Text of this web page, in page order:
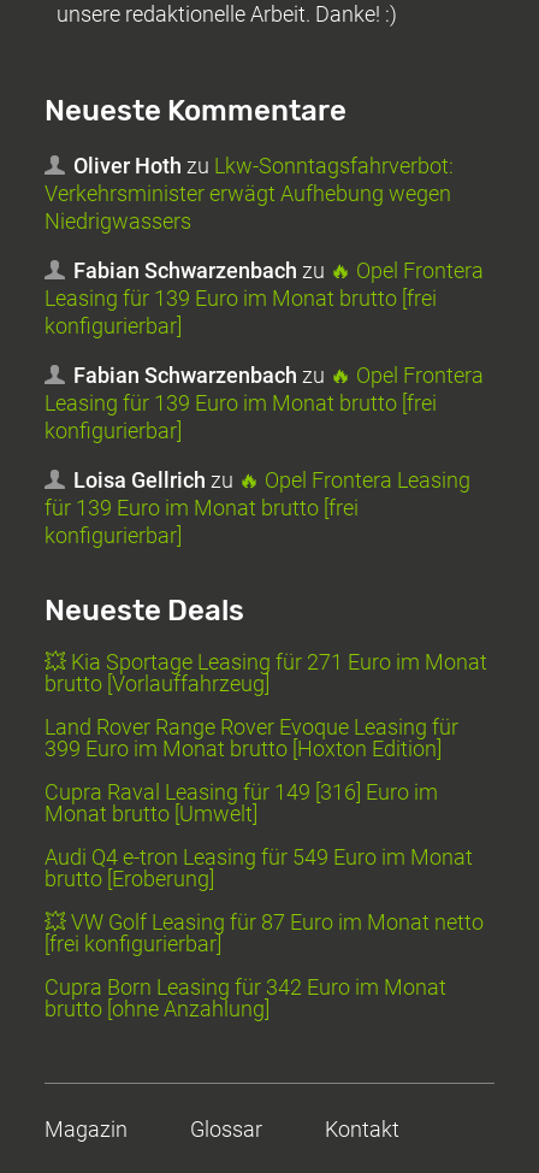
unsere redaktionelle Arbeit. Danke! :)
Neueste Kommentare
Oliver Hoth zu Lkw-Sonntagsfahrverbot:
Verkehrsminister erwägt Aufhebung wegen
Niedrigwassers
Fabian Schwarzenbach zu 🔥 Opel Frontera
Leasing für 139 Euro im Monat brutto [frei
konfigurierbar]
Fabian Schwarzenbach zu 🔥 Opel Frontera
Leasing für 139 Euro im Monat brutto [frei
konfigurierbar]
Loisa Gellrich zu 🔥 Opel Frontera Leasing
für 139 Euro im Monat brutto [frei
konfigurierbar]
Neueste Deals
💥 Kia Sportage Leasing für 271 Euro im Monat
brutto [Vorlauffahrzeug]
Land Rover Range Rover Evoque Leasing für
399 Euro im Monat brutto [Hoxton Edition]
Cupra Raval Leasing für 149 [316] Euro im
Monat brutto [Umwelt]
Audi Q4 e-tron Leasing für 549 Euro im Monat
brutto [Eroberung]
💥 VW Golf Leasing für 87 Euro im Monat netto
[frei konfigurierbar]
Cupra Born Leasing für 342 Euro im Monat
brutto [ohne Anzahlung]
Magazin Glossar Kontakt